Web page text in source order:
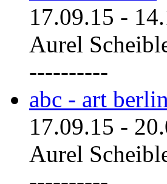
17.09.15 -
Aurel
----------
abc - art
17.09.15 -
Aurel